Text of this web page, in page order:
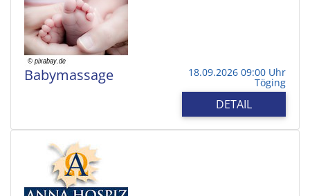
Babymassage 18.09.2026 09:00 Uhr
Töging
DETAIL